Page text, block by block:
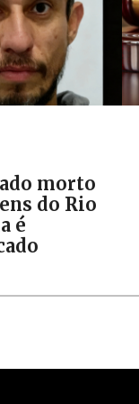
morto
do Rio
é